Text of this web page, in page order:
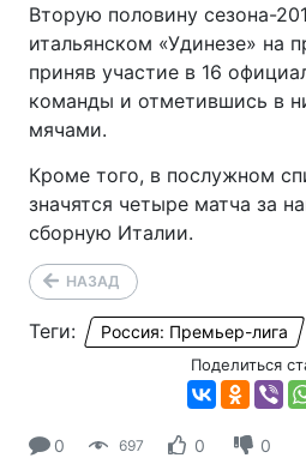
Вторую половину сезона-
итальянском «Удинезе» на
приняв участие в 16
команды и отметившись в
мячами.
Кроме того, в послужном
значятся четыре матча за
сборную Италии.
НАЗАД
Теги: Россия: Премьер-лига
Поделиться
0 697 0 0